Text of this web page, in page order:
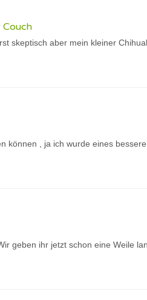
skeptisch aber mein kleiner
können , ja ich wurde eines
geben ihr jetzt schon eine Weile